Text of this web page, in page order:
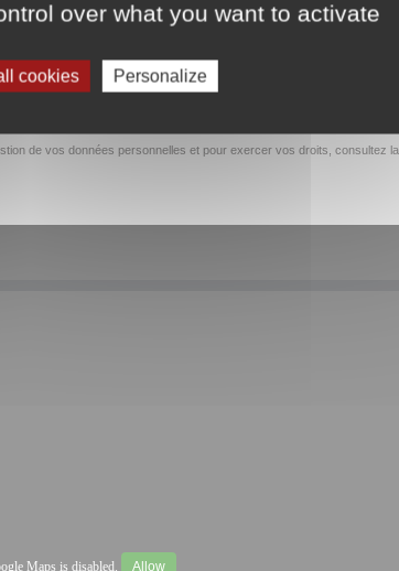
de vos données personnelles et pour exercer vos droits, consultez la
Maps is disabled. Allow
over what you want to activate
cookies Personalize